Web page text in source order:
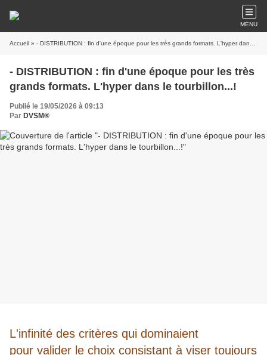
MENU
Accueil » - DISTRIBUTION : fin d'une époque pour les très grands formats. L'hyper dans le tourbillon...!
- DISTRIBUTION : fin d'une époque pour les très
grands formats. L'hyper dans le tourbillon...!
Publié le 19/05/2026 à 09:13
Par DVSM®
L'infinité des critères qui dominaient
pour valider le choix consistant à viser toujours